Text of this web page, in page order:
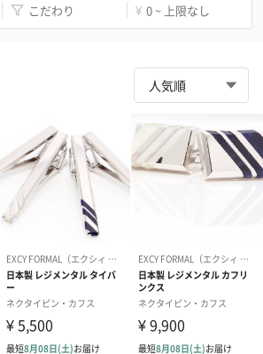
こだわり ¥ 0 ~ 上限なし